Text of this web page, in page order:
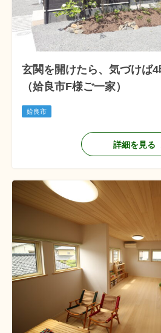
玄関を開けたら、気づけば
（姶良市F様ご一家）
姶良市
詳細を見る